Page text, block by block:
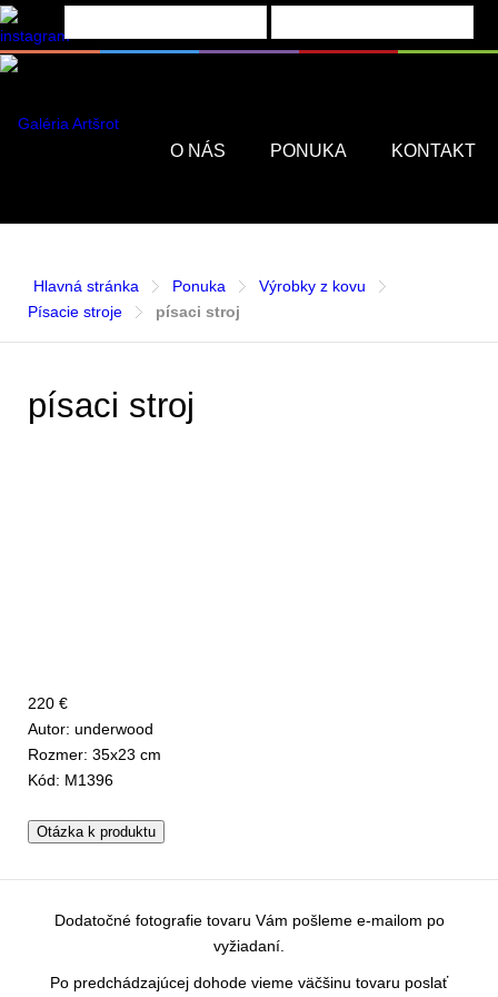
O NÁS PONUKA KONTAKT
Hlavná stránka Ponuka
Výrobky z kovu
Písacie stroje
písaci stroj
písaci stroj
220 €
Autor: underwood
Rozmer: 35x23 cm
Kód: M1396
Otázka k produktu
Dodatočné fotografie tovaru Vám pošleme e-mailom po
vyžiadaní.
Po predchádzajúcej dohode vieme väčšinu tovaru poslať